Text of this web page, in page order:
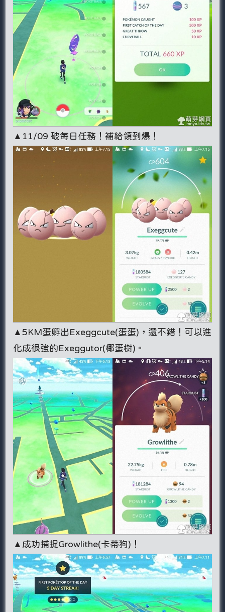
▲11/09 破每日任務！補給領到爆！
▲5KM蛋孵出Exeggcute(蛋蛋)，還不錯！可以進
化成很強的Exeggutor(椰蛋樹)。
▲成功捕捉Growlithe(卡蒂狗)！